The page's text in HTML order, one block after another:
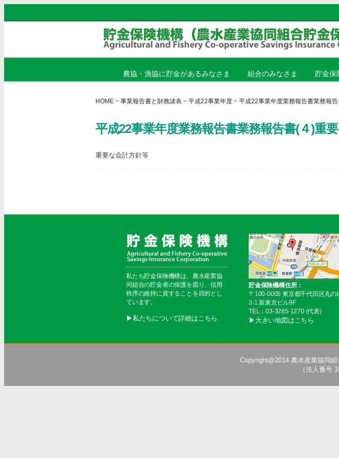
農協・漁協に貯金があるみなさま 組合のみなさま 貯金保
HOME > 事業報告書と財務諸表 > 平成22事業年度 > 平成22事業年度業務報告書業務報
平成22事業年度業務報告書業務報告書(４)重
重要な会計方針等
私たち貯金保険機構は、農水産業協
同組合の貯金者の保護を図り、信用
秩序の維持に資することを目的とし
ています。
▶︎私たちについて詳細はこちら
貯金保険機構住所：
〒100-0005 東京都千代田区丸の
3-1 新東京ビル9F
TEL：03-3285-1270 (代表)
▶︎大きい地図はこちら
Copyright@2014 農水産業協同
（法人番号